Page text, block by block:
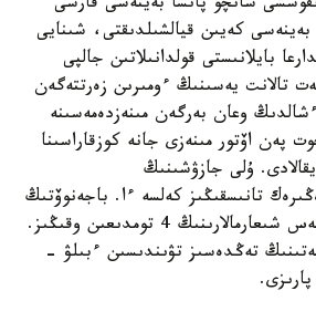
سانچو پانسا بەينەسى قارسى
كەيىن قيالشىلدىقتى، شىنايى
بايلانىستى قولدانىلاتىن جالپى
تالانت يەسىنىڭ ءومىرىن زەرتتەگەن
وعان بەرگەن مىنەزدەمەسىنە
پەن اۆتور مىنەزى جانە كوزقاراسىنا
ۇلى جازۋشىنىڭ
تانىسقىڭىز كەلسە ءا. باجەنوۆتىڭ
اۋدارماسىنداعى سەرۆانتەس شىعارمالارىنىڭ 4 تومدىعىن وقىڭىز.
تەڭدەسىز تۋىندىسىن ءبىلۋ -